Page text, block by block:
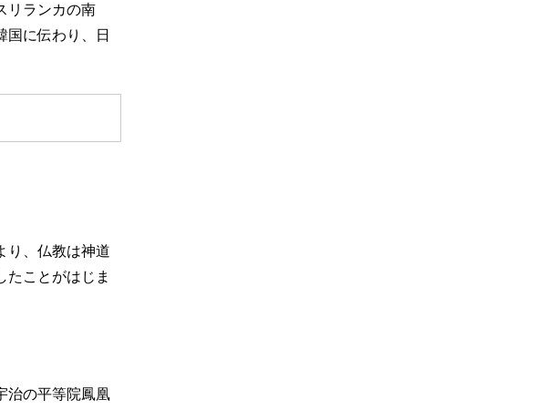
リランカの南
国に伝わり、日
、 仏教は神道
たことがはじま
治の平等院鳳凰